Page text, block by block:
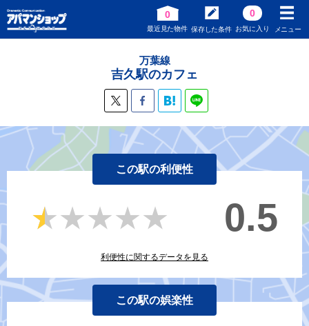
0
最近見た物件 保存した条件
0
お気に入り メニュー
万葉線
吉久駅のカフェ
この駅の利便性
★★★★★
★★★★★ 0.5
利便性に関するデータを見る
この駅の娯楽性